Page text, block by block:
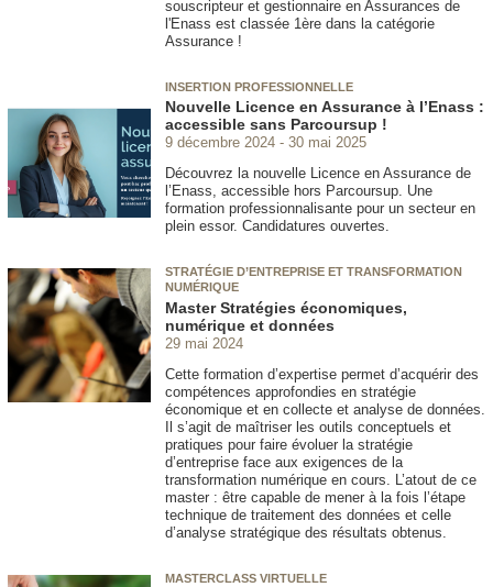
souscripteur et gestionnaire en Assurances de
l'Enass est classée 1ère dans la catégorie
Assurance !
INSERTION PROFESSIONNELLE
Nouvelle Licence en Assurance à l’Enass :
accessible sans Parcoursup !
9 décembre 2024
30 mai 2025
Découvrez la nouvelle Licence en Assurance de
l’Enass, accessible hors Parcoursup. Une
formation professionnalisante pour un secteur en
plein essor. Candidatures ouvertes.
STRATÉGIE D’ENTREPRISE ET TRANSFORMATION
NUMÉRIQUE
Master Stratégies économiques,
numérique et données
29 mai 2024
Cette formation d’expertise permet d’acquérir des
compétences approfondies en stratégie
économique et en collecte et analyse de données.
Il s’agit de maîtriser les outils conceptuels et
pratiques pour faire évoluer la stratégie
d’entreprise face aux exigences de la
transformation numérique en cours. L’atout de ce
master : être capable de mener à la fois l’étape
technique de traitement des données et celle
d’analyse stratégique des résultats obtenus.
MASTERCLASS VIRTUELLE